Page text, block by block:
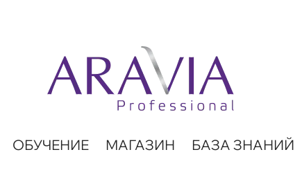
ОБУЧЕНИЕ МАГАЗИН БАЗА ЗНАНИЙ